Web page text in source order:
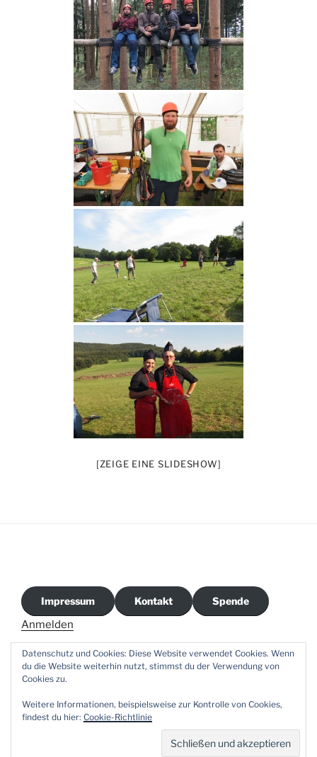
[ZEIGE EINE SLIDESHOW]
Impressum Kontakt Spende
Anmelden
Wien
Mail
Datenschutz und Cookies: Diese Website verwendet Cookies. Wenn
du die Website weiterhin nutzt, stimmst du der Verwendung von
Cookies zu.
Weitere Informationen, beispielsweise zur Kontrolle von Cookies,
findest du hier: Cookie-Richtlinie